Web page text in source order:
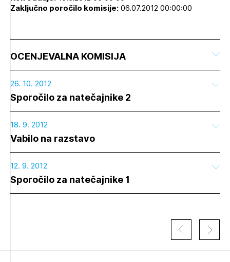
Zaključno poročilo komisije:06.07.2012 00:00:00
OCENJEVALNA KOMISIJA
26. 10. 2012
Sporočilo za natečajnike 2
18. 9. 2012
Vabilo na razstavo
12. 9. 2012
Sporočilo za natečajnike 1